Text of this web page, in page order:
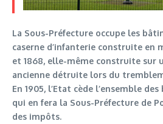
La Sous-Préfecture occupe les
caserne d’infanterie construite en
et 1868, elle-même construite sur
ancienne détruite lors du
En 1905, l’Etat cède l’ensemble
qui en fera la Sous-Préfecture de
des impôts.